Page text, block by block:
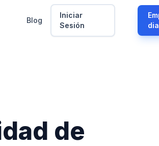
Blog
Iniciar
Sesión
de